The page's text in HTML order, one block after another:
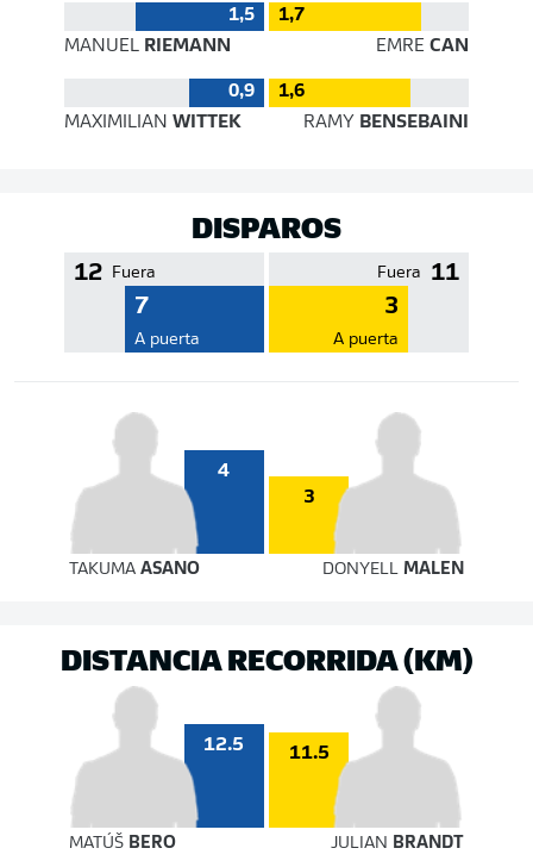
1,5
1,7
MANUEL RIEMANN EMRE CAN
0,9
1,6
MAXIMILIAN WITTEK RAMY BENSEBAINI
DISPAROS
12 Fuera
7
A puerta
11
Fuera
3
A puerta
4
3
TAKUMA ASANO DONYELLMALEN
DISTANCIA RECORRIDA (KM)
12.5 11.5
MATÚŠ BERO JULIAN BRANDT